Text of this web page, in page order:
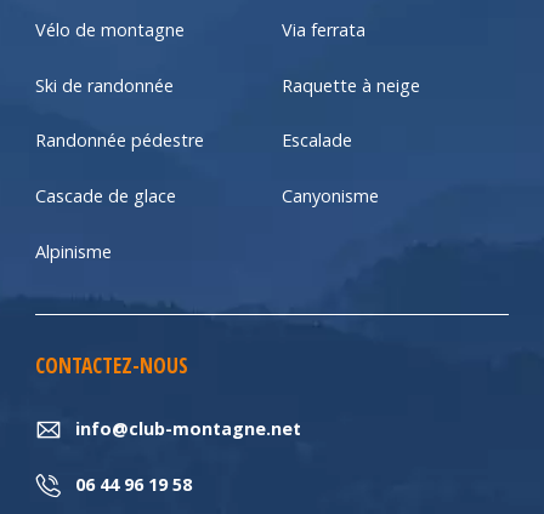
Vélo de montagne Via ferrata
Ski de randonnée Raquette à neige
Randonnée pédestre Escalade
Cascade de glace Canyonisme
Alpinisme
CONTACTEZ-NOUS
info@club-montagne.net
06 44 96 19 58